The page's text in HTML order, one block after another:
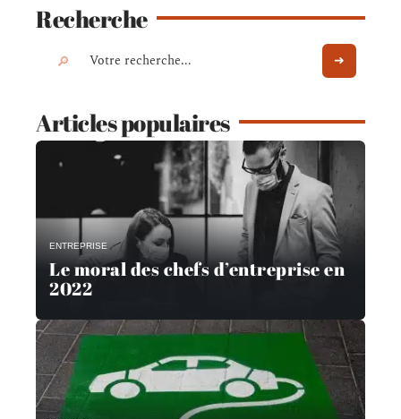
Recherche
Articles populaires
ENTREPRISE
Le moral des chefs d’entreprise en
2022